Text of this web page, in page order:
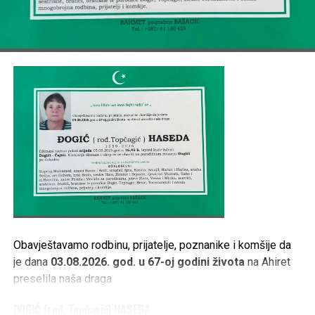
TE OSTALA MNOGOBROJNA RODBINA, PRIJATELJI I
Tweet Share
Mail
Obavještavamo rodbinu, prijatelje, poznanike i komšije da
je dana 03.08.2026. god. u 67-oj godini života na Ahiret
preselila naša draga